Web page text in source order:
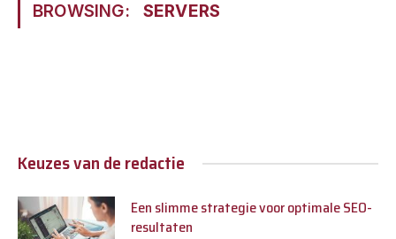
BROWSING: SERVERS
Keuzes van de redactie
Een slimme strategie voor optimale SEO-
resultaten